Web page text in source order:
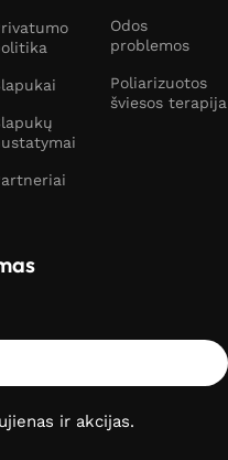
Odos
problemos
Poliarizuotos
šviesos terapija
ir akcijas.